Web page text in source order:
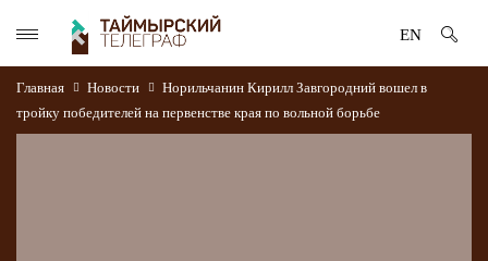
EN
Главная Новости
Норильчанин Кирилл Завгородний вошел в
тройку победителей на первенстве края по вольной борьбе